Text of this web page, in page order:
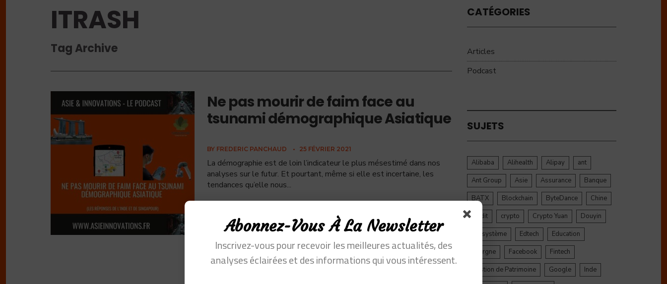
ITRASH
Tag Archive
Ne pas mourir de faim face au
tsunami démographique Asiatique
BY FREDERIC PANCHAUD • 25 FÉVRIER 2021
La démographie est de loin l’indicateur le plus mésestimé dans nos
analyses sur le futur. Et pourtant, même si elle est incertaine, les
tendances qu’elle nous...
CATÉGORIES
Articles
Podcast
SUJETS
Alibaba Alihealth Alipay
ant
Ant Group
Asie Assurance
Banque
BATX
Blockchain ByteDance
Chine
credit
crypto Crypto Yuan
Douyin
Ecosystème
Edtech
Education
Epargne
Facebook
Fintech
Gestion de Patrimoine
Google
Inde
Abonnez-Vous À La Newsletter
Inscrivez-vous pour recevoir les meilleures actualités, des
analyses éclairées et des informations qui vous intéressent.